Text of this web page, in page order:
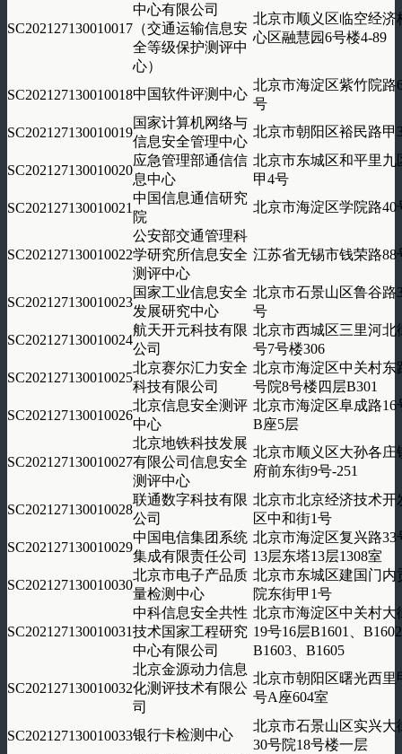
SC202127130010017
中心有限公司
（交通运输信息安
全等级保护测评中
心）
北京市顺义区临空经济
心区融慧园6号楼4-89
SC202127130010018中国软件评测中心
北京市海淀区紫竹院路
号
SC202127130010019
国家计算机网络与
信息安全管理中心
北京市朝阳区裕民路甲
SC202127130010020
应急管理部通信信
息中心
北京市东城区和平里九
甲4号
SC202127130010021
中国信息通信研究
院
北京市海淀区学院路40
SC202127130010022
公安部交通管理科
学研究所信息安全
测评中心
江苏省无锡市钱荣路88
SC202127130010023
国家工业信息安全
发展研究中心
北京市石景山区鲁谷路
号
SC202127130010024
航天开元科技有限
公司
北京市西城区三里河北
号7号楼306
SC202127130010025
北京赛尔汇力安全
科技有限公司
北京市海淀区中关村东
号院8号楼四层B301
SC202127130010026
北京信息安全测评
中心
北京市海淀区阜成路16
B座5层
SC202127130010027
北京地铁科技发展
有限公司信息安全
测评中心
北京市顺义区大孙各庄
府前东街9号-251
SC202127130010028
联通数字科技有限
公司
北京市北京经济技术开
区中和街1号
SC202127130010029
中国电信集团系统
集成有限责任公司
北京市海淀区复兴路33
13层东塔13层1308室
SC202127130010030
北京市电子产品质
量检测中心
北京市东城区建国门内
院东街甲1号
SC202127130010031
中科信息安全共性
技术国家工程研究
中心有限公司
北京市海淀区中关村大
19号16层B1601、
B1603、B1605
SC202127130010032
北京金源动力信息
化测评技术有限公
司
北京市朝阳区曙光西里
号A座604室
SC202127130010033银行卡检测中心
北京市石景山区实兴大
30号院18号楼一层